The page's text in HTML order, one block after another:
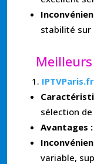
stabilité sur
IPTVParis.fr
sélection
Avantages :
variable,